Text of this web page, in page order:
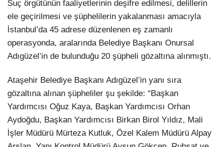
Suç örgütünün faaliyetlerinin deşifre edilmesi, delillerin
ele geçirilmesi ve şüphelilerin yakalanması amacıyla
İstanbul’da 45 adrese düzenlenen eş zamanlı
operasyonda, aralarında Belediye Başkanı Onursal
Adıgüzel’in de bulunduğu 20 şüpheli gözaltına alınmıştı.
​​​​​​​Ataşehir Belediye Başkanı Adıgüzel’in yanı sıra
gözaltına alınan şüpheliler şu şekilde: “Başkan
Yardımcısı Oğuz Kaya, Başkan Yardımcısı Orhan
Aydoğdu, Başkan Yardımcısı Birkan Birol Yıldız, Mali
İşler Müdürü Mürteza Kutluk, Özel Kalem Müdürü Alpay